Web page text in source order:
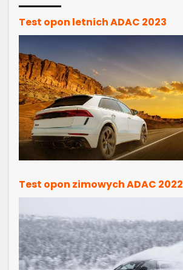
Test opon letnich ADAC 2023
Test opon zimowych ADAC 2022